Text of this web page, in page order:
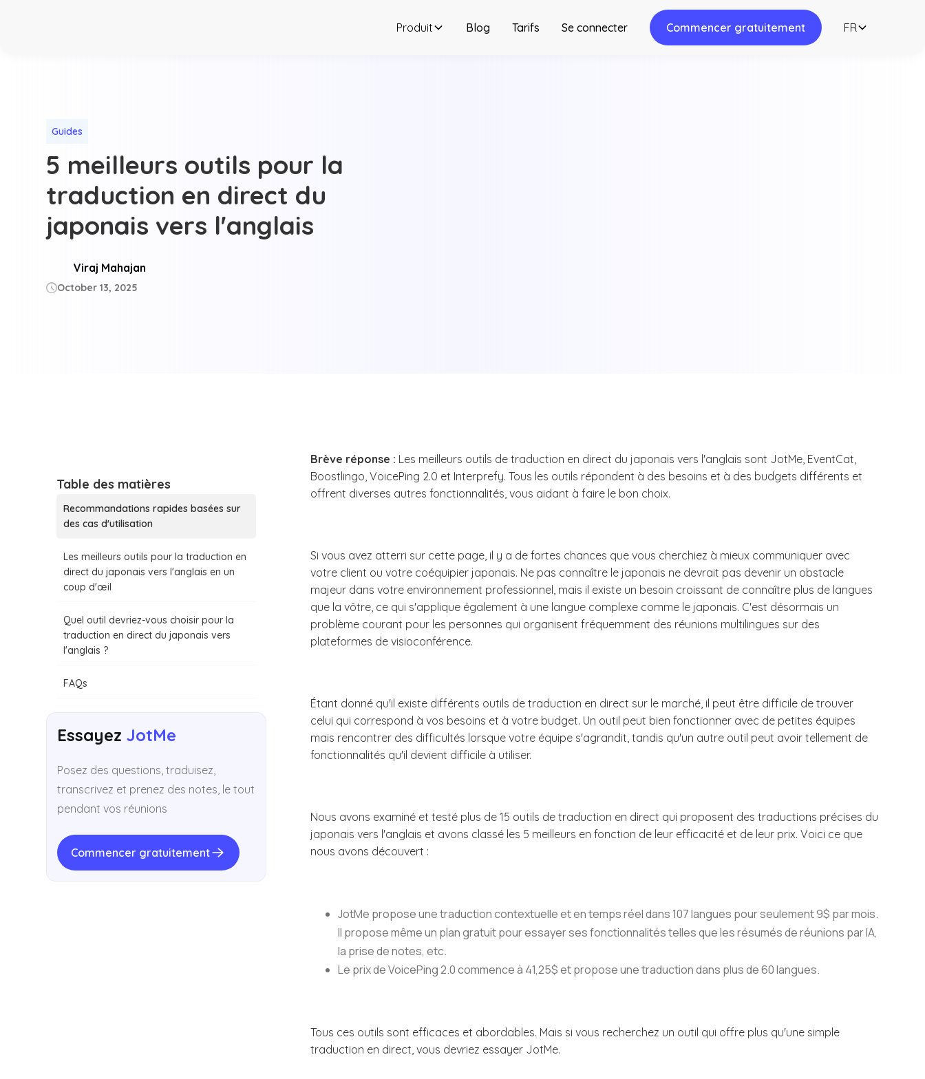
Produit Blog Tarifs Se connecter Commencer gratuitement FR
Guides
5 meilleurs outils pour la
traduction en direct du
japonais vers l'anglais
Viraj Mahajan
October 13, 2025
Table des matières
Recommandations rapides basées sur
des cas d'utilisation
Les meilleurs outils pour la traduction en
direct du japonais vers l'anglais en un
coup d'œil
Quel outil devriez-vous choisir pour la
traduction en direct du japonais vers
l'anglais ?
FAQs
EssayezJotMe
Posez des questions, traduisez,
transcrivez et prenez des notes, le tout
pendant vos réunions
Commencer gratuitement
Brève réponse : Les meilleurs outils de traduction en direct du japonais vers l'anglais sont JotMe, EventCat,
Boostlingo, VoicePing 2.0 et Interprefy. Tous les outils répondent à des besoins et à des budgets différents et
offrent diverses autres fonctionnalités, vous aidant à faire le bon choix.
Si vous avez atterri sur cette page, il y a de fortes chances que vous cherchiez à mieux communiquer avec
votre client ou votre coéquipier japonais. Ne pas connaître le japonais ne devrait pas devenir un obstacle
majeur dans votre environnement professionnel, mais il existe un besoin croissant de connaître plus de langues
que la vôtre, ce qui s'applique également à une langue complexe comme le japonais. C'est désormais un
problème courant pour les personnes qui organisent fréquemment des réunions multilingues sur des
plateformes de visioconférence.
Étant donné qu'il existe différents outils de traduction en direct sur le marché, il peut être difficile de trouver
celui qui correspond à vos besoins et à votre budget. Un outil peut bien fonctionner avec de petites équipes
mais rencontrer des difficultés lorsque votre équipe s'agrandit, tandis qu'un autre outil peut avoir tellement de
fonctionnalités qu'il devient difficile à utiliser.
Nous avons examiné et testé plus de 15 outils de traduction en direct qui proposent des traductions précises du
japonais vers l'anglais et avons classé les 5 meilleurs en fonction de leur efficacité et de leur prix. Voici ce que
nous avons découvert :
JotMe propose une traduction contextuelle et en temps réel dans 107 langues pour seulement 9$ par mois.
Il propose même un plan gratuit pour essayer ses fonctionnalités telles que les résumés de réunions par IA,
la prise de notes, etc.
Le prix de VoicePing 2.0 commence à 41,25$ et propose une traduction dans plus de 60 langues.
Tous ces outils sont efficaces et abordables. Mais si vous recherchez un outil qui offre plus qu'une simple
traduction en direct, vous devriez essayer JotMe.